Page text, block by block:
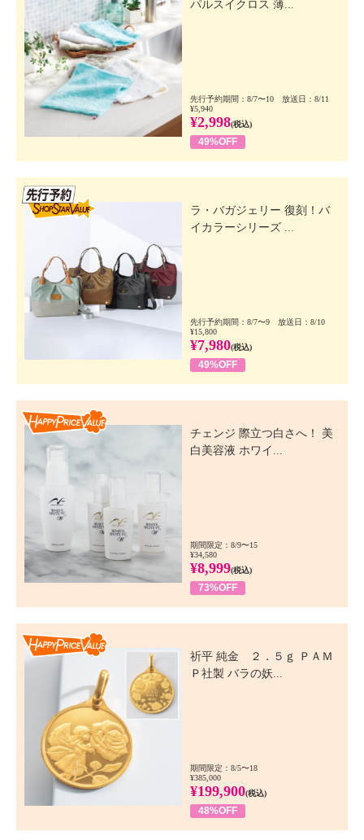
パルスイクロス 薄...
先行予約期間：8/7〜10 放送日：8/11
¥5,940
¥2,998(税込)
49%OFF
ラ・バガジェリー 復刻！バ
イカラーシリーズ ...
先行予約期間：8/7〜9 放送日：8/10
¥15,800
¥7,980(税込)
49%OFF
チェンジ 際立つ白さへ！ 美
白美容液 ホワイ...
期間限定：8/9〜15
¥34,580
¥8,999(税込)
73%OFF
祈平 純金 ２．５ｇ ＰＡＭ
Ｐ社製 バラの妖...
期間限定：8/5〜18
¥385,000
¥199,900(税込)
48%OFF